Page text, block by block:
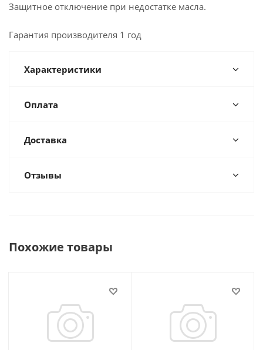
Защитное отключение при недостатке масла.
Гарантия производителя 1 год
Характеристики
Оплата
Доставка
Отзывы
Похожие товары